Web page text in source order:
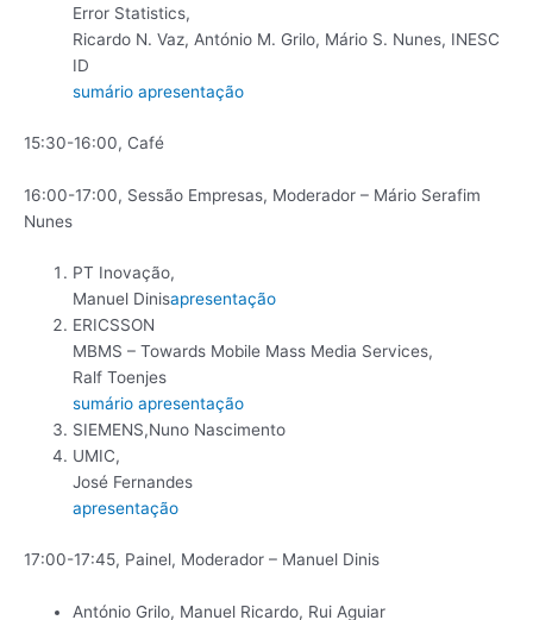
Error Statistics,
Ricardo N. Vaz, António M. Grilo, Mário S. Nunes, INESC
ID
sumário apresentação
15:30-16:00, Café
16:00-17:00, Sessão Empresas, Moderador – Mário Serafim
Nunes
PT Inovação,
Manuel Dinisapresentação
ERICSSON
MBMS – Towards Mobile Mass Media Services,
Ralf Toenjes
sumário apresentação
SIEMENS,Nuno Nascimento
UMIC,
José Fernandes
apresentação
17:00-17:45, Painel, Moderador – Manuel Dinis
António Grilo, Manuel Ricardo, Rui Aguiar